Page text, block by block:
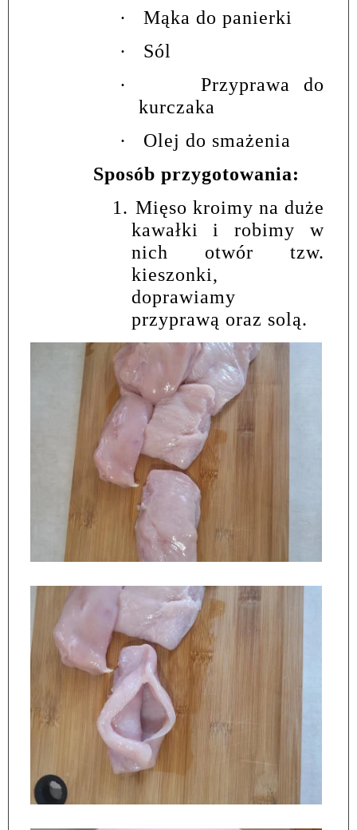
·
Mąka do panierki
·
Sól
·
Przyprawa do
kurczaka
·
Olej do smażenia
Sposób przygotowania:
1. Mięso kroimy na duże
kawałki i robimy w
nich otwór tzw.
kieszonki,
doprawiamy
przyprawą oraz solą.